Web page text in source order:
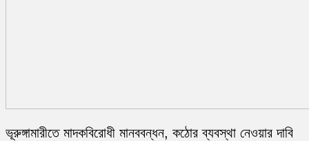
ভূরুঙ্গামারীতে মাদকবিরোধী মানববন্ধন, কঠোর ব্যবস্থা নেওয়ার দাবি